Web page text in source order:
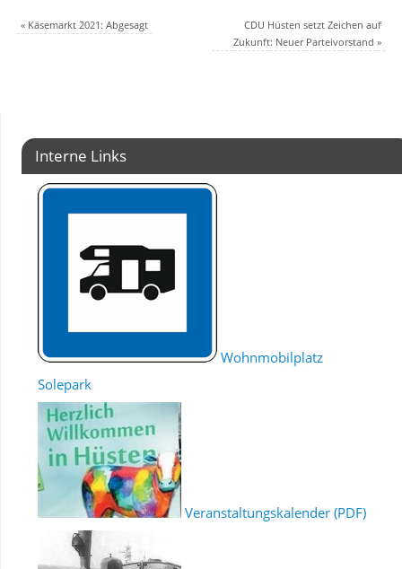
«Käsemarkt 2021: Abgesagt
CDU Hüsten setzt Zeichen auf
Zukunft: Neuer Parteivorstand»
Interne Links
Wohnmobilplatz
Solepark
Veranstaltungskalender (PDF)